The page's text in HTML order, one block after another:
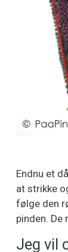
Endnu et
at strikke
følge den
pinden. De
Jeg vil